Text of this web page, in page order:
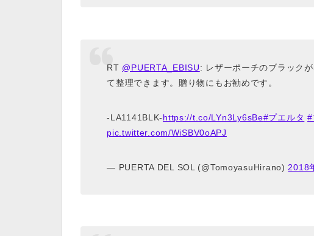
RT @PUERTA_EBISU: レザーポーチのブラック
て整理できます。贈り物にもお勧めです。
-LA1141BLK-https://t.co/LYn3Ly6sBe#プエルタ #
pic.twitter.com/WiSBV0oAPJ
— PUERTA DEL SOL (@TomoyasuHirano) 2018